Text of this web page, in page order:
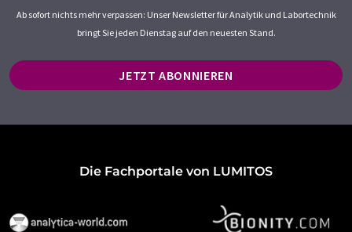
Ab sofort nichts mehr verpassen: Unser Newsletter für Analytik und Labortechnik
bringt Sie jeden Dienstag auf den neuesten Stand.
JETZT ABONNIEREN
Die Fachportale von LUMITOS